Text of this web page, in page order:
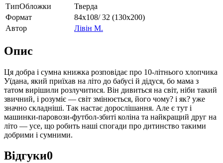
ТипОбложки
Тверда
Формат
84х108/ 32 (130х200)
Автор
Лівін М.
Опис
Ця добра і сумна книжка розповідає про 10-літнього хлопчика
Уїдана, який приїхав на літо до бабусі й дідуся, бо мама з
татом вирішили розлучитися. Він дивиться на світ, ніби такий
звичний, і розуміє — світ змінюється, його чому? і як? уже
значно складніші. Так настає дорослішання. Але є тут і
машинки-паровози-футбол-збиті коліна та найкращий друг на
літо — усе, що робить наші спогади про дитинство такими
добрими і сумними.
Відгуки0